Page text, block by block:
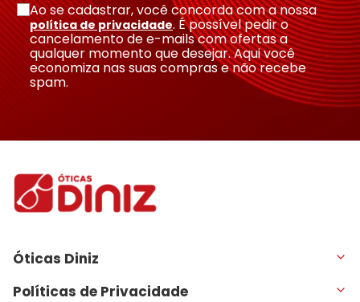
Ao se cadastrar, você concorda com a nossa
política de privacidade. É possível pedir o
cancelamento de e-mails com ofertas a
qualquer momento que desejar. Aqui você
economiza nas suas compras e não recebe
spam.
Óticas Diniz
Políticas de Privacidade